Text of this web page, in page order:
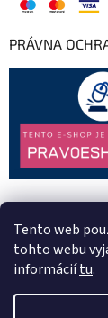
Tento web
tohto webu
informáciítu.
PRÁVNA